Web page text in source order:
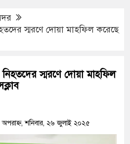
স্মরণে দোয়া মাহফিল করেছে
স্মরণে দোয়া মাহফিল
শনিবার, ২৬ জুলাই ২০২৫